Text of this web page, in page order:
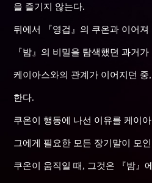
을 즐기지 않는다.
뒤에서 『영겁』의 쿠온과 이어져
『밤』의 비밀을 탐색했던 과거가
케이아스와의 관계가 이어지던
한다.
쿠온이 행동에 나선 이유를 케이
그에게 필요한 모든 장기말이 모
쿠온이 움직일 때, 그것은 『밤』